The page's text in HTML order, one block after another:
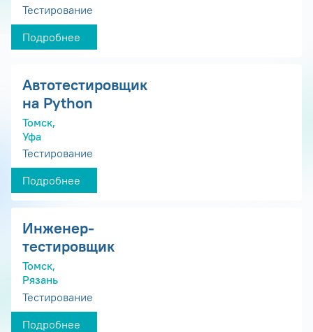
Тестирование
Подробнее
Автотестировщик
на Python
Томск,
Уфа
Тестирование
Подробнее
Инженер-
тестировщик
Томск,
Рязань
Тестирование
Подробнее